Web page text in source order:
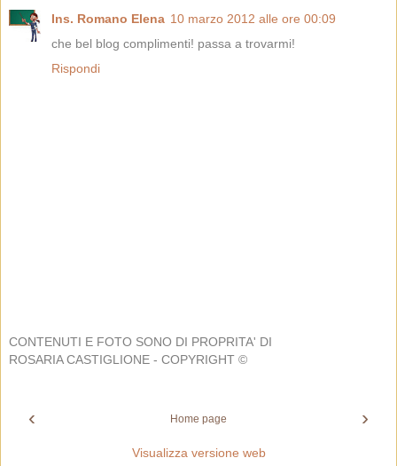
Ins. Romano Elena 10 marzo 2012 alle ore 00:09
che bel blog complimenti! passa a trovarmi!
Rispondi
CONTENUTI E FOTO SONO DI PROPRITA' DI
ROSARIA CASTIGLIONE - COPYRIGHT ©
‹ ›
Home page
Visualizza versione web